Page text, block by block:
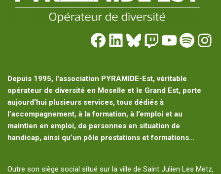
Depuis 1995, l'association PYRAMIDE-Est, véritable
opérateur de diversité en Moselle et le Grand Est, porte
aujourd’hui plusieurs services, tous dédiés à
l’accompagnement, à la formation, à l’emploi et au
maintien en emploi, de personnes en situation de
handicap, ainsi qu’un pôle prestations et formations…
Outre son siège social situé sur la ville de Saint Julien Les Metz,